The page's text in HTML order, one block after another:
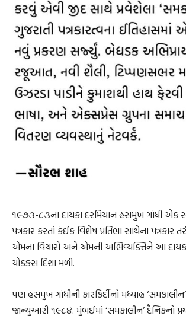
૧૯૭૩-૮૩ના દાયકા દરમિયાન હસમુખ ગાંધી એક
પત્રકાર કરતાં કંઈક વિશેષ પ્રતિભા સાથેના પત્રકાર
એમના વિચારો અને એમની અભિવ્યક્તિને આ
ચોક્કસ દિશા મળી.
પણ હસમુખ ગાંધીની કારકિર્દીનો મધ્યાહ્ન
જાન્યુઆરી ૧૯૮૪. મુંબઈમાં ‘સમકાલીન’ દૈનિકનો